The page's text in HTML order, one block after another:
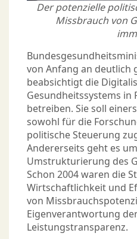
Der potenzielle
Missbrauch von
von Anfang an deutlich
beabsichtigt die
Gesundheitssystems in
betreiben. Sie soll
sowohl für die
politische Steuerung
Andererseits geht es
Umstrukturierung des
Schon 2004 waren die
Wirtschaftlichkeit und
von
Eigenverantwortung
Leistungstransparenz.